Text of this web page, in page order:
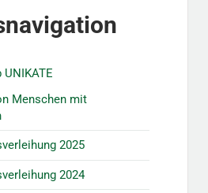
Menschen mit
2025
2024